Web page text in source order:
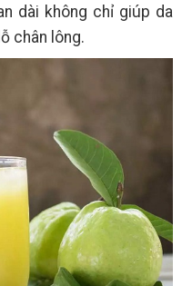
dài không chỉ giúp da
chân lông.